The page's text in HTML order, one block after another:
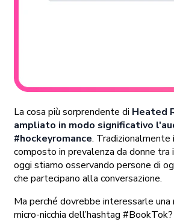
La cosa più sorprendente di Heated
ampliato in modo significativo
#hockeyromance. Tradizionalmente
composto in prevalenza da donne tra
oggi stiamo osservando persone di
che partecipano alla conversazione.
Ma perché dovrebbe interessarle una
micro-nicchia dell’hashtag #BookTok?